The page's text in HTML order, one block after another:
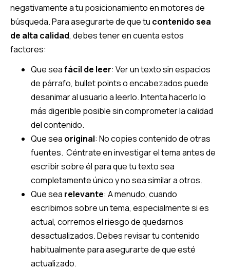
negativamente a tu posicionamiento en motores de
búsqueda. Para asegurarte de que tu contenido sea
de alta calidad, debes tener en cuenta estos
factores:
Que seafácil de leer: Ver un texto sin espacios
de párrafo, bullet points o encabezados puede
desanimar al usuario a leerlo. Intenta hacerlo lo
más digerible posible sin comprometer la calidad
del contenido.
Que sea original: No copies contenido de otras
fuentes. Céntrate en investigar el tema antes de
escribir sobre él para que tu texto sea
completamente único y no sea similar a otros.
Que sea relevante: A menudo, cuando
escribimos sobre un tema, especialmente si es
actual, corremos el riesgo de quedarnos
desactualizados. Debes revisar tu contenido
habitualmente para asegurarte de que esté
actualizado.